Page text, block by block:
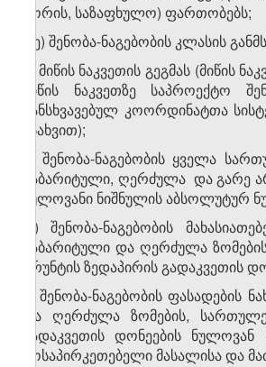
შორის, საზაფხულო) ფართობებს;
ე.ე) შენობა-ნაგებობის კლასის
ვ) მიწის ნაკვეთის გეგმას
მიწის ნაკვეთზე საპროექტო
განსხვავებულ კოორდინატთა
ასახვით);
ზ) შენობა-ნაგებობის ყველა
გაბარიტული, ღერძულა და გარე
ნულოვანი ნიშნულის აბსოლუტურ
თ) შენობა-ნაგებობის
გაბარიტული და ღერძულა
გრუნტის ზედაპირის გადაკვეთის
ი) შენობა-ნაგებობის ფასადების
და ღერძულა ზომების,
გადაკვეთის დონეების
მოსაპირკეთებელი მასალისა და